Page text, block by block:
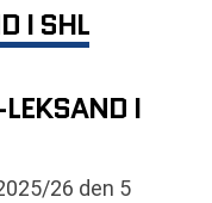
42
VS LEKSAND
I SHL
I
26 den 5